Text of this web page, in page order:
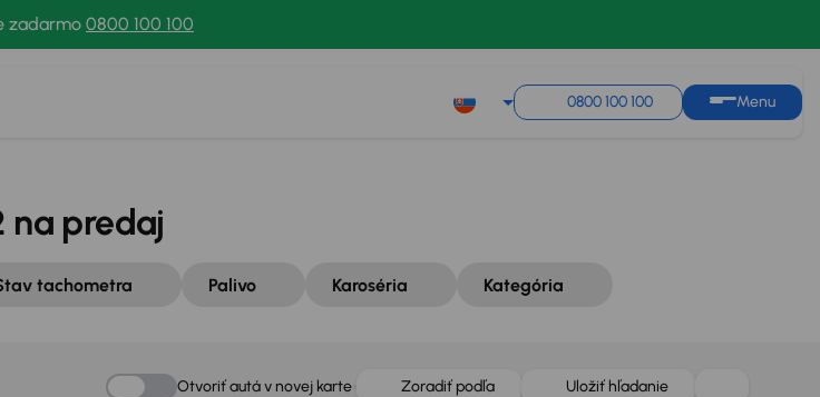
zadarmo 0800 100 100
0800 100 100 Menu
na predaj
tachometra Palivo Karoséria Kategória
Otvoriť autá v novej karte Zoradiť podľa Uložiť hľadanie
Nové v ponuke Zlacnené o 500 €